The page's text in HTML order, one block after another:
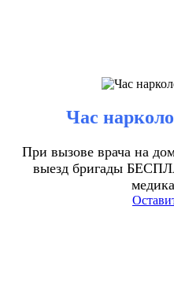
Час
При вызове врача на
выезд бригады